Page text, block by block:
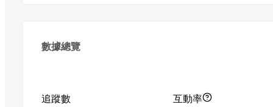
數據總覽
追蹤數 互動率